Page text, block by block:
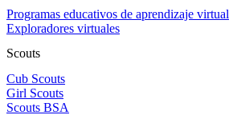
Programas educativos de aprendizaje virtual
Exploradores virtuales
Scouts
Cub Scouts
Girl Scouts
Scouts BSA